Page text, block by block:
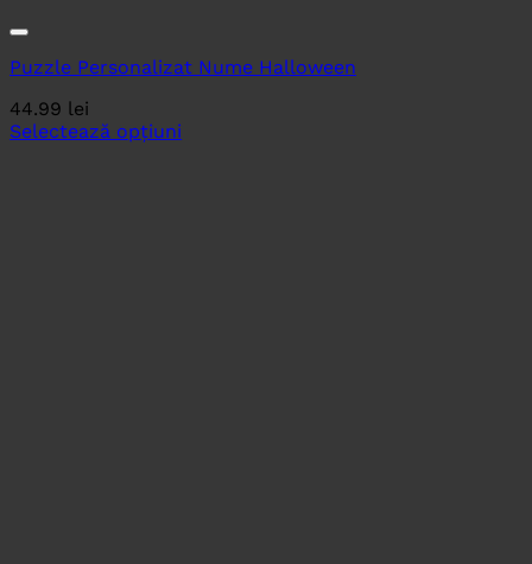
Puzzle Personalizat Nume Halloween
44.99 lei
Selectează opțiuni